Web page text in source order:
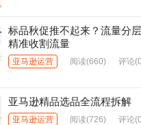
标品秋促推不起来？流量分
精准收割流量
亚马逊运营 阅读(660) 评论
亚马逊精品选品全流程拆解
亚马逊运营 阅读(726) 评论